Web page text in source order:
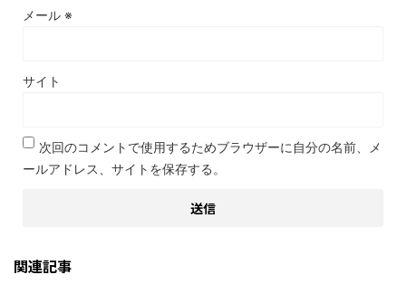
メール ※
サイト
次回のコメントで使用するためブラウザーに自分の名前、メ
ールアドレス、サイトを保存する。
関連記事